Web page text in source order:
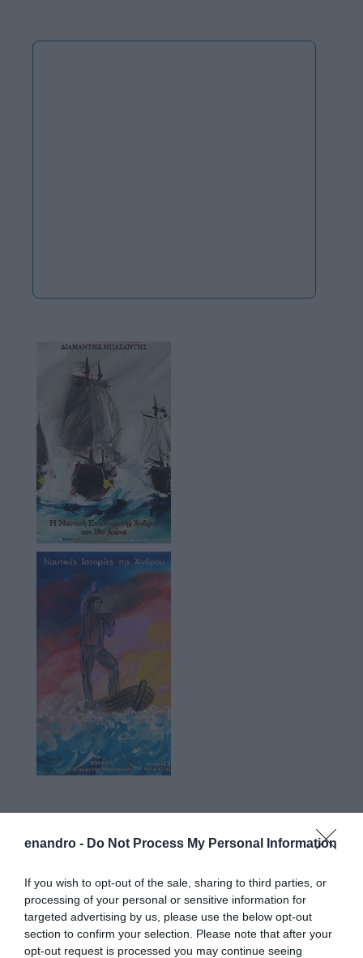
enandro - Do Not Process My Personal Information
If you wish to opt-out of the sale, sharing to third parties, or
processing of your personal or sensitive information for
targeted advertising by us, please use the below opt-out
section to confirm your selection. Please note that after your
opt-out request is processed you may continue seeing
Φωτογραφίες-κειμήλια από καλοκαίρια στην Άνδρο –
Από τον 19ο αιώνα μέχρι και την δεκαετία του 1970
Η Άνδρος συνεχίζει να μπαρκάρει…